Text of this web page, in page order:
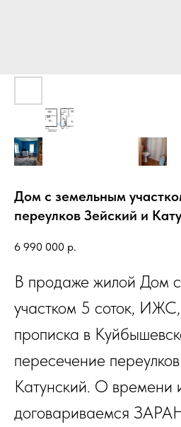
Дом с земельным
переулков Зейский и
6 990 000 р.
В продаже жилой Дом
участком 5 соток,
прописка в
пересечение
Катунский. О времени
договариваемся